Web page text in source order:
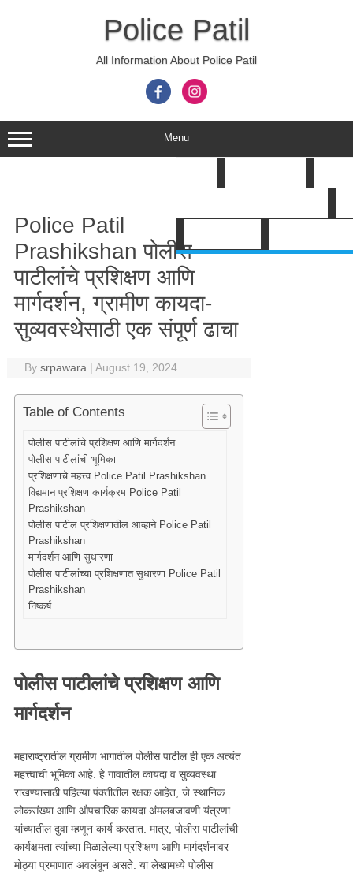
Police Patil
All Information About Police Patil
Menu
Police Patil
Prashikshan पोलीस
पाटीलांचे प्रशिक्षण आणि
मार्गदर्शन, ग्रामीण कायदा-
सुव्यवस्थेसाठी एक संपूर्ण ढाचा
Bysrpawara | August 19, 2024
Table of Contents
पोलीस पाटीलांचे प्रशिक्षण आणि मार्गदर्शन
पोलीस पाटीलांची भूमिका
प्रशिक्षणाचे महत्त्व Police Patil Prashikshan
विद्यमान प्रशिक्षण कार्यक्रम Police Patil
Prashikshan
पोलीस पाटील प्रशिक्षणातील आव्हाने Police Patil
Prashikshan
मार्गदर्शन आणि सुधारणा
पोलीस पाटीलांच्या प्रशिक्षणात सुधारणा Police Patil
Prashikshan
निष्कर्ष
पोलीस पाटीलांचे प्रशिक्षण आणि
मार्गदर्शन
महाराष्ट्रातील ग्रामीण भागातील पोलीस पाटील ही एक अत्यंत
महत्त्वाची भूमिका आहे. हे गावातील कायदा व सुव्यवस्था
राखण्यासाठी पहिल्या पंक्तीतील रक्षक आहेत, जे स्थानिक
लोकसंख्या आणि औपचारिक कायदा अंमलबजावणी यंत्रणा
यांच्यातील दुवा म्हणून कार्य करतात. मात्र, पोलीस पाटीलांची
कार्यक्षमता त्यांच्या मिळालेल्या प्रशिक्षण आणि मार्गदर्शनावर
मोठ्या प्रमाणात अवलंबून असते. या लेखामध्ये पोलीस